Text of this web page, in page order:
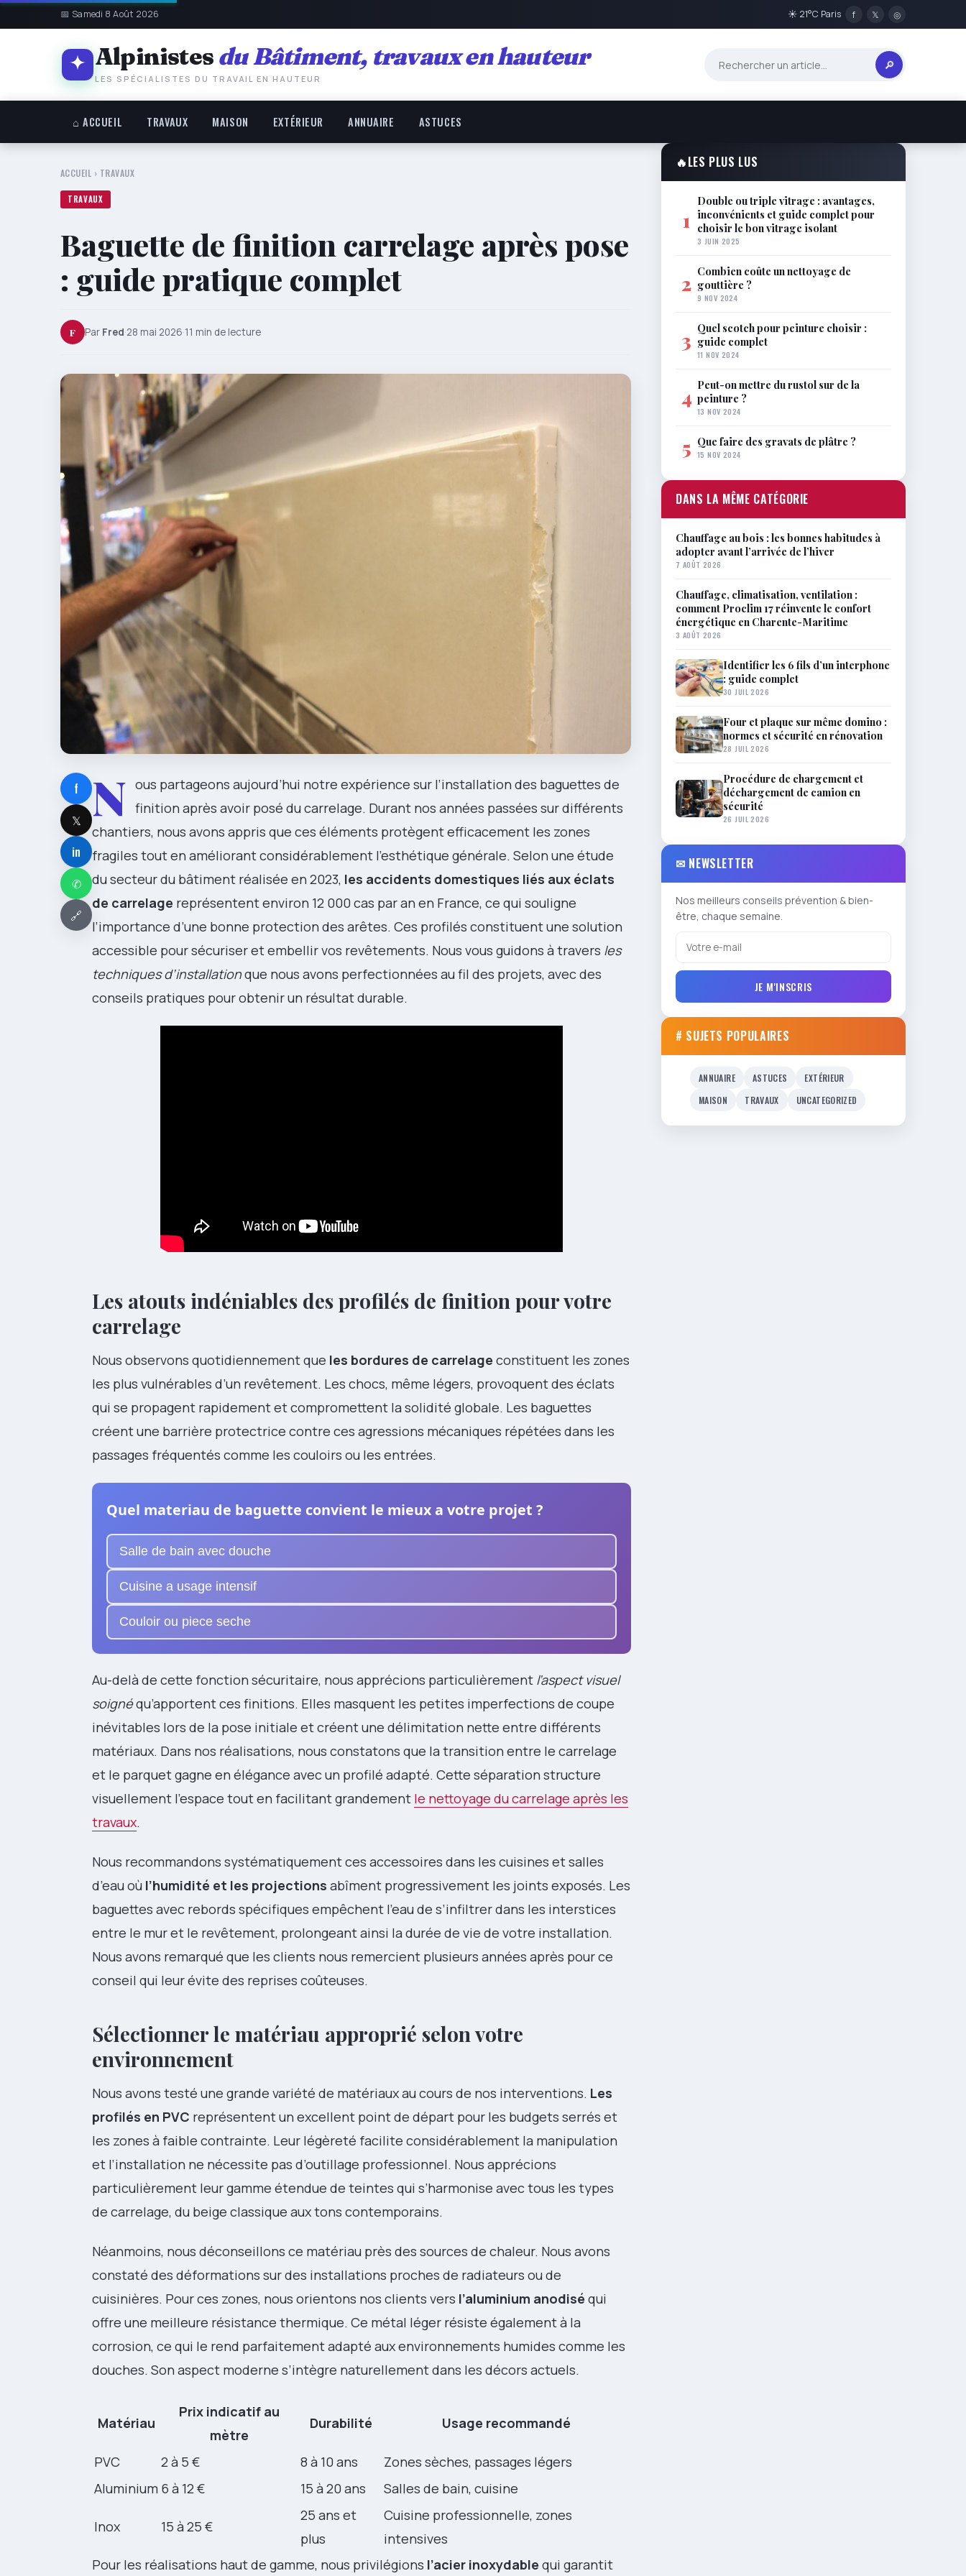
📅 Samedi 8 Août 2026 ☀ 21°C Paris f 𝕏 ◎
Alpinistes du Bâtiment, travaux en hauteur
LES SPÉCIALISTES DU TRAVAIL EN HAUTEUR
🔎
⌂ ACCUEIL TRAVAUX MAISON EXTÉRIEUR ANNUAIRE ASTUCES
ACCUEIL › TRAVAUX
TRAVAUX
Baguette de finition carrelage après pose
: guide pratique complet
F Par Fred·28 mai 2026·11 min de lecture
f
𝕏
in
✆
🔗
N ous partageons aujourd’hui notre expérience sur l’installation des baguettes de
finition après avoir posé du carrelage. Durant nos années passées sur différents
chantiers, nous avons appris que ces éléments protègent efficacement les zones
fragiles tout en améliorant considérablement l’esthétique générale. Selon une étude
du secteur du bâtiment réalisée en 2023, les accidents domestiques liés aux éclats
de carrelage représentent environ 12 000 cas par an en France, ce qui souligne
l’importance d’une bonne protection des arêtes. Ces profilés constituent une solution
accessible pour sécuriser et embellir vos revêtements. Nous vous guidons à travers les
techniques d’installationque nous avons perfectionnées au fil des projets, avec des
conseils pratiques pour obtenir un résultat durable.
Les atouts indéniables des profilés de finition pour votre
carrelage
Nous observons quotidiennement que les bordures de carrelage constituent les zones
les plus vulnérables d’un revêtement. Les chocs, même légers, provoquent des éclats
qui se propagent rapidement et compromettent la solidité globale. Les baguettes
créent une barrière protectrice contre ces agressions mécaniques répétées dans les
passages fréquentés comme les couloirs ou les entrées.
Quel materiau de baguette convient le mieux a votre projet ?
Salle de bain avec douche
Cuisine a usage intensif
Couloir ou piece seche
Au-delà de cette fonction sécuritaire, nous apprécions particulièrement l’aspect visuel
soignéqu’apportent ces finitions. Elles masquent les petites imperfections de coupe
inévitables lors de la pose initiale et créent une délimitation nette entre différents
matériaux. Dans nos réalisations, nous constatons que la transition entre le carrelage
et le parquet gagne en élégance avec un profilé adapté. Cette séparation structure
visuellement l’espace tout en facilitant grandement le nettoyage du carrelage après les
travaux.
Nous recommandons systématiquement ces accessoires dans les cuisines et salles
d’eau où l’humidité et les projections abîment progressivement les joints exposés. Les
baguettes avec rebords spécifiques empêchent l’eau de s’infiltrer dans les interstices
entre le mur et le revêtement, prolongeant ainsi la durée de vie de votre installation.
Nous avons remarqué que les clients nous remercient plusieurs années après pour ce
conseil qui leur évite des reprises coûteuses.
Sélectionner le matériau approprié selon votre
environnement
Nous avons testé une grande variété de matériaux au cours de nos interventions. Les
profilés en PVC représentent un excellent point de départ pour les budgets serrés et
les zones à faible contrainte. Leur légèreté facilite considérablement la manipulation
et l’installation ne nécessite pas d’outillage professionnel. Nous apprécions
particulièrement leur gamme étendue de teintes qui s’harmonise avec tous les types
de carrelage, du beige classique aux tons contemporains.
Néanmoins, nous déconseillons ce matériau près des sources de chaleur. Nous avons
constaté des déformations sur des installations proches de radiateurs ou de
cuisinières. Pour ces zones, nous orientons nos clients vers l’aluminium anodisé qui
offre une meilleure résistance thermique. Ce métal léger résiste également à la
corrosion, ce qui le rend parfaitement adapté aux environnements humides comme les
douches. Son aspect moderne s’intègre naturellement dans les décors actuels.
Matériau
Prix indicatif au
mètre
Durabilité Usage recommandé
PVC 2 à 5 € 8 à 10 ans
Zones sèches, passages légers
Aluminium 6 à 12 € 15 à 20 ans Salles de bain, cuisine
Inox 15 à 25 €
25 ans et
plus
Cuisine professionnelle, zones
intensives
Pour les réalisations haut de gamme, nous privilégions l’acier inoxydable qui garantit
🔥LES PLUS LUS
1
Double ou triple vitrage : avantages,
inconvénients et guide complet pour
choisir le bon vitrage isolant
3 JUIN 2025
2 Combien coûte un nettoyage de
gouttière ?
9 NOV 2024
3 Quel scotch pour peinture choisir :
guide complet
11 NOV 2024
4 Peut-on mettre du rustol sur de la
peinture ?
13 NOV 2024
5 Que faire des gravats de plâtre ?
15 NOV 2024
DANS LA MÊME CATÉGORIE
Chauffage au bois : les bonnes habitudes à
adopter avant l’arrivée de l’hiver
7 AOÛT 2026
Chauffage, climatisation, ventilation :
comment Proclim 17 réinvente le confort
énergétique en Charente-Maritime
3 AOÛT 2026
Identifier les 6 fils d’un interphone
: guide complet
30 JUIL 2026
Four et plaque sur même domino :
normes et sécurité en rénovation
28 JUIL 2026
Procédure de chargement et
déchargement de camion en
sécurité
26 JUIL 2026
✉ NEWSLETTER
Nos meilleurs conseils prévention & bien-
être, chaque semaine.
JE M'INSCRIS
# SUJETS POPULAIRES
ANNUAIRE ASTUCES
EXTÉRIEUR
MAISON
TRAVAUX UNCATEGORIZED